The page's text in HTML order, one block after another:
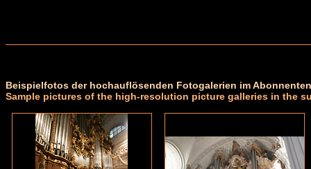
Beispielfotos der hochauflösenden Fotogalerien im
Sample pictures of the high-resolution picture galleries in the